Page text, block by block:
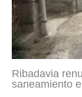
Ribadavia
saneamiento